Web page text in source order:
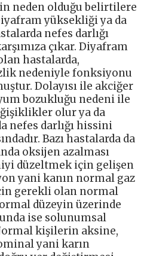
neden olduğu belirtilere
yüksekliği ya da
nefes darlığı
çıkar. Diyafram
hastalarda,
nedeniyle fonksiyonu
Dolayısı ile akciğer
bozukluğu nedeni ile
olur ya da
nefes darlığı hissini
Bazı hastalarda da
oksijen azalması
düzeltmek için gelişen
yani kanın normal gaz
gerekli olan normal
düzeyin üzerinde
ise solunumsal
kişilerin aksine,
yani karın